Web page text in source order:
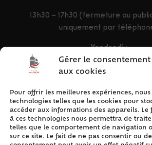
Gérer le consentement
aux cookies
Pour offrir les meilleures expériences,
technologies telles que les cookies pour
accéder aux informations des appareils. Le
à ces technologies nous permettra de
telles que le comportement de navigation
sur ce site. Le fait de ne pas consentir ou
13h30 – 17h30 (fermeture au
uniquement par
Vendredi :
9h – 12h & 13h30 – 16h30
ACCÈS RAPIDE
Accueil
Contact
Plan du site